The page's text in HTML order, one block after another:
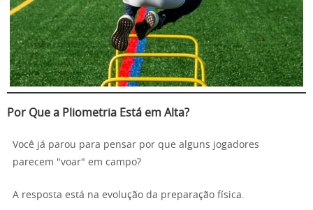
Por Que a Pliometria Está em Alta?
Você já parou para pensar por que alguns jogadores
parecem "voar" em campo?
A resposta está na evolução da preparação física.